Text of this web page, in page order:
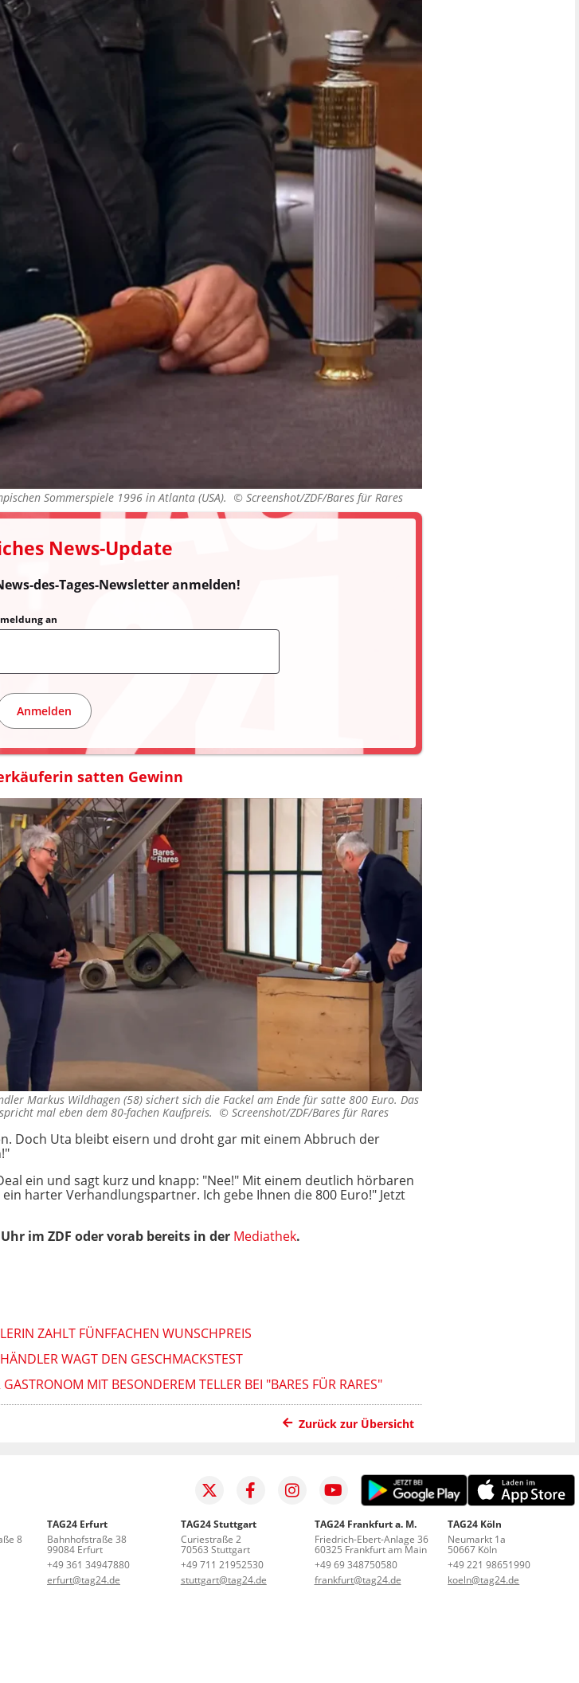
Sommerspiele 1996 in Atlanta (USA). © Screenshot/ZDF/Bares für Rares
News-Update
des-Tages-Newsletter anmelden!
an
Anmelden
satten Gewinn
Markus Wildhagen (58) sichert sich die Fackel am Ende für satte 800 Euro. Das
mal eben dem 80-fachen Kaufpreis. © Screenshot/ZDF/Bares für Rares
Doch Uta bleibt eisern und droht gar mit einem Abbruch der
ein und sagt kurz und knapp: "Nee!" Mit einem deutlich hörbaren
harter Verhandlungspartner. Ich gebe Ihnen die 800 Euro!" Jetzt
im ZDF oder vorab bereits in der Mediathek.
ZAHLT FÜNFFACHEN WUNSCHPREIS
WAGT DEN GESCHMACKSTEST
MIT BESONDEREM TELLER BEI "BARES FÜR RARES"
Zurück zur Übersicht
8
TAG24 Erfurt
Bahnhofstraße 38
99084 Erfurt
+49 361 34947880
erfurt@tag24.de
TAG24 Stuttgart
Curiestraße 2
70563 Stuttgart
+49 711 21952530
stuttgart@tag24.de
TAG24 Frankfurt a. M.
Friedrich-Ebert-Anlage 36
60325 Frankfurt am Main
+49 69 348750580
frankfurt@tag24.de
TAG24 Köln
Neumarkt 1a
50667 Köln
+49 221 98651990
koeln@tag24.de